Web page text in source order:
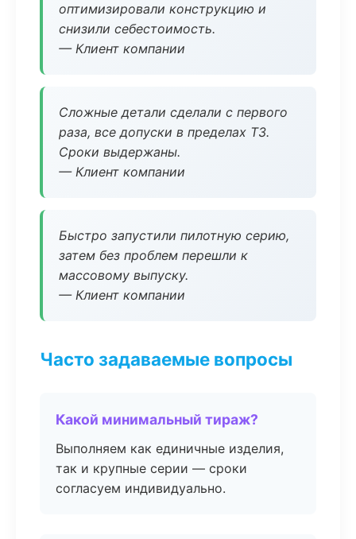
оптимизировали конструкцию и
снизили себестоимость.
— Клиент компании
Сложные детали сделали с первого
раза, все допуски в пределах ТЗ.
Сроки выдержаны.
— Клиент компании
Быстро запустили пилотную серию,
затем без проблем перешли к
массовому выпуску.
— Клиент компании
Часто задаваемые вопросы
Какой минимальный тираж?
Выполняем как единичные изделия,
так и крупные серии — сроки
согласуем индивидуально.